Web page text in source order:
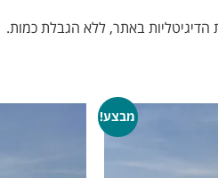
באתר, ללא הגבלת כמות.
מבצע!